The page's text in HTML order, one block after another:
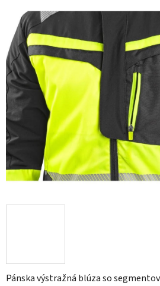
Pánska výstražná blúza so
produktu
0,0
z
5
hviezdičiek.